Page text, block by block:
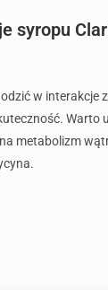
syropu
w interakcje
Warto
metabolizm